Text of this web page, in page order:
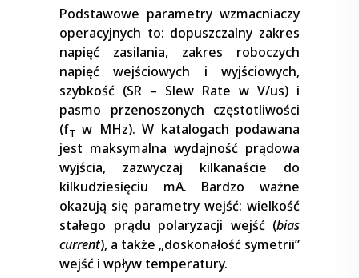
Podstawowe parametry wzmacniaczy
operacyjnych to: dopuszczalny zakres
napięć zasilania, zakres roboczych
napięć wejściowych i wyjściowych,
szybkość (SR – Slew Rate w V/us) i
pasmo przenoszonych częstotliwości
(fT w MHz). W katalogach podawana
jest maksymalna wydajność prądowa
wyjścia, zazwyczaj kilkanaście do
kilkudziesięciu mA. Bardzo ważne
okazują się parametry wejść: wielkość
stałego prądu polaryzacji wejść (bias
current), a także „doskonałość symetrii”
wejść i wpływ temperatury.